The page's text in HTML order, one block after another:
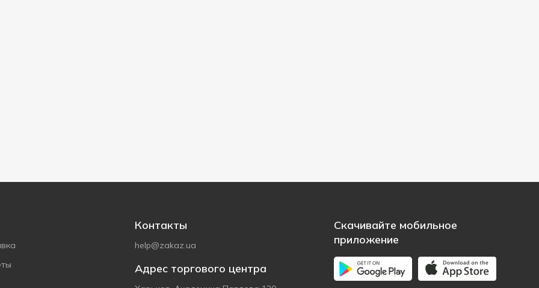
Контакты
help@zakaz.ua
Адрес торгового центра
Скачивайте мобильное
приложение